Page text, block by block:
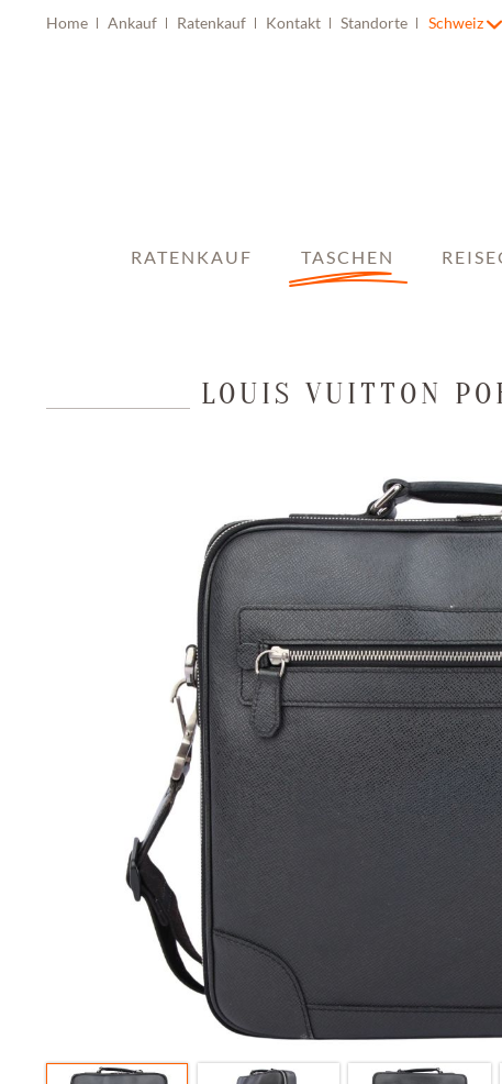
Home Ankauf Ratenkauf Kontakt Standorte Schweiz
RATENKAUF TASCHEN
LOUIS VUITTON